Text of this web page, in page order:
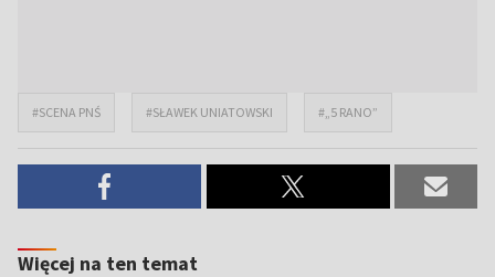
#SCENA PNŚ #SŁAWEK UNIATOWSKI #„5 RANO”
Więcej na ten temat